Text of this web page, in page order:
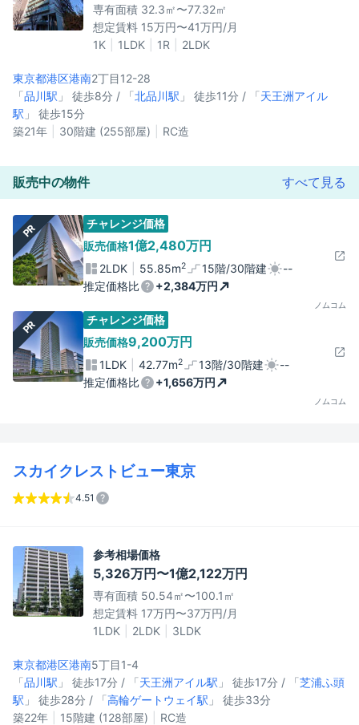
専有面積 32.3㎡〜77.32㎡
想定賃料 15万円〜41万円/月
1K
1LDK 1R 2LDK
東京都港区港南2丁目12-28
「品川駅 」 徒歩8分 / 「北品川駅 」 徒歩11分 / 「天王洲アイル
駅 」 徒歩15分
築21年
30階建 (255部屋) RC造
販売中の物件 すべて見る
PR
チャレンジ価格
販売価格1億2,480万円
2LDK 55.85m2 15階/30階建
--
推定価格比
+2,384万円
ノムコム
PR
チャレンジ価格
販売価格9,200万円
1LDK 42.77m2 13階/30階建
--
推定価格比
+1,656万円
ノムコム
スカイクレストビュー東京
4.51
参考相場価格
5,326万円〜1億2,122万円
専有面積 50.54㎡〜100.1㎡
想定賃料 17万円〜37万円/月
1LDK
2LDK 3LDK
東京都港区港南5丁目1-4
「品川駅 」 徒歩17分 / 「天王洲アイル駅 」 徒歩17分 / 「芝浦ふ頭
駅 」 徒歩28分 / 「高輪ゲートウェイ駅 」 徒歩33分
築22年
15階建 (128部屋) RC造